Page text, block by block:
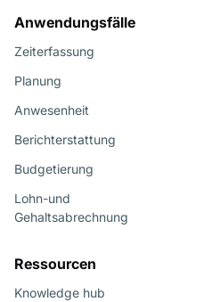
Anwendungsfälle
Zeiterfassung
Planung
Anwesenheit
Berichterstattung
Budgetierung
Lohn-und
Gehaltsabrechnung
Ressourcen
Knowledge hub